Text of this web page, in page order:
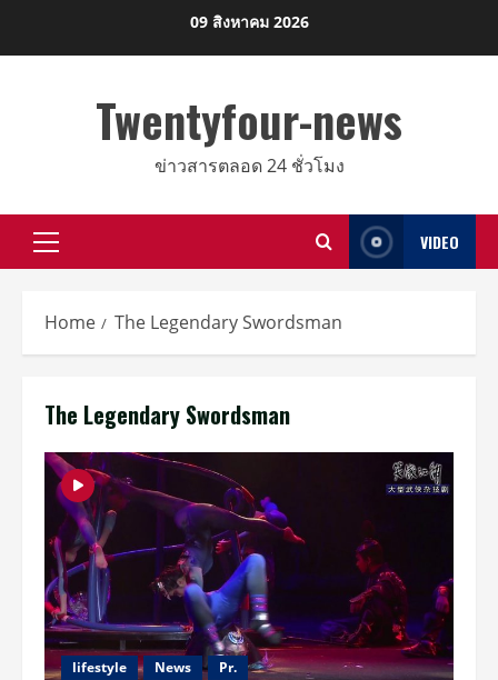
09 สิงหาคม 2026
Twentyfour-news
ข่าวสารตลอด 24 ชั่วโมง
Primary
VIDEO
Home The Legendary Swordsman
The Legendary Swordsman
lifestyle News Pr.